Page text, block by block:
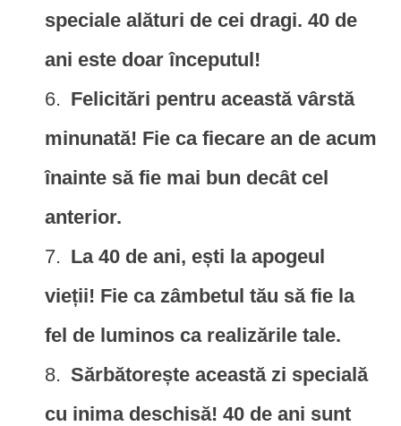
speciale alături de cei dragi. 40 de
ani este doar începutul!
Felicitări pentru această vârstă
minunată! Fie ca fiecare an de acum
înainte să fie mai bun decât cel
anterior.
La 40 de ani, ești la apogeul
vieții! Fie ca zâmbetul tău să fie la
fel de luminos ca realizările tale.
Sărbătorește această zi specială
cu inima deschisă! 40 de ani sunt